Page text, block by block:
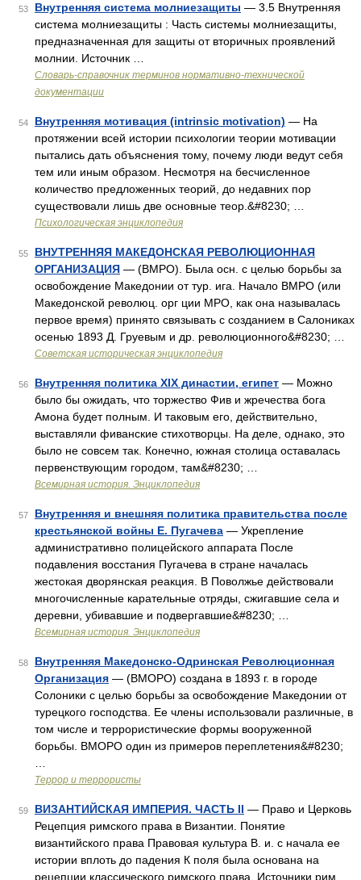
53 Внутренняя система молниезащиты — 3.5 Внутренняя
система молниезащиты : Часть системы молниезащиты,
предназначенная для защиты от вторичных проявлений
молнии. Источник …
Словарь-справочник терминов нормативно-технической
документации
54 Внутренняя мотивация (intrinsic motivation) — На
протяжении всей истории психологии теории мотивации
пытались дать объяснения тому, почему люди ведут себя
тем или иным образом. Несмотря на бесчисленное
количество предложенных теорий, до недавних пор
существовали лишь две основные теор.&#8230; …
Психологическая энциклопедия
55
ВНУТРЕННЯЯ МАКЕДОНСКАЯ РЕВОЛЮЦИОННАЯ
ОРГАНИЗАЦИЯ — (ВМРО). Была осн. с целью борьбы за
освобождение Македонии от тур. ига. Начало ВМРО (или
Македонской революц. орг ции МРО, как она называлась
первое время) принято связывать с созданием в Салониках
осенью 1893 Д. Груевым и др. революционного&#8230; …
Советская историческая энциклопедия
56 Внутренняя политика XIX династии, египет — Можно
было бы ожидать, что торжество Фив и жречества бога
Амона будет полным. И таковым его, действительно,
выставляли фиванские стихотворцы. На деле, однако, это
было не совсем так. Конечно, южная столица оставалась
первенствующим городом, там&#8230; …
Всемирная история. Энциклопедия
57
Внутренняя и внешняя политика правительства после
крестьянской войны Е. Пугачева — Укрепление
административно полицейского аппарата После
подавления восстания Пугачева в стране началась
жестокая дворянская реакция. В Поволжье действовали
многочисленные карательные отряды, сжигавшие села и
деревни, убивавшие и подвергавшие&#8230; …
Всемирная история. Энциклопедия
58
Внутренняя Македонско-Одринская Революционная
Организация — (ВМОРО) создана в 1893 г. в городе
Солоники с целью борьбы за освобождение Македонии от
турецкого господства. Ее члены использовали различные, в
том числе и террористические формы вооруженной
борьбы. ВМОРО один из примеров переплетения&#8230;
Террор и террористы
59 ВИЗАНТИЙСКАЯ ИМПЕРИЯ. ЧАСТЬ II — Право и Церковь
Рецепция римского права в Византии. Понятие
византийского права Правовая культура В. и. с начала ее
истории вплоть до падения К поля была основана на
рецепции классического римского права. Источники рим.